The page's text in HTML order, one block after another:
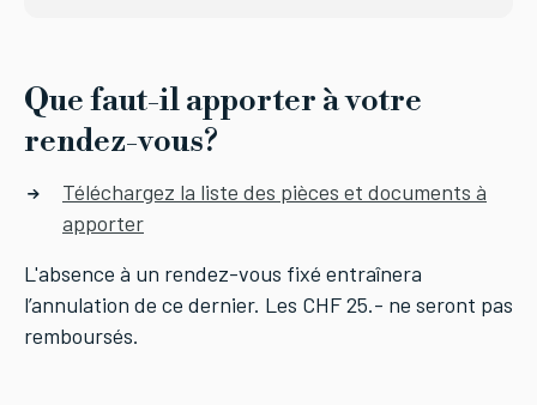
Que faut-il apporter à votre
rendez-vous?
Téléchargez la liste des pièces et documents à
apporter
L'absence à un rendez-vous fixé entraînera
l’annulation de ce dernier. Les CHF 25.- ne seront pas
remboursés.